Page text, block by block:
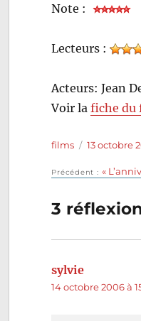
Note :
Lecteurs :
Acteurs: Jean
Voir lafiche du
Auteur
films
Publié
13 octobre
de
l’article
Précédent «
3
sylvie
14 octobre 2006 à